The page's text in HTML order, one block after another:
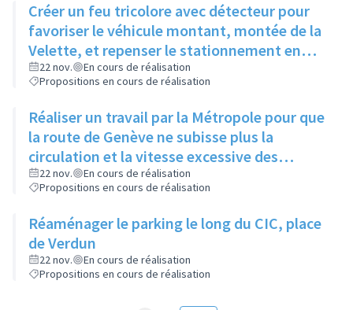
Créer un feu tricolore avec détecteur pour
favoriser le véhicule montant, montée de la
Velette, et repenser le stationnement en
quinconce
22 nov.
En cours de réalisation
Propositions en cours de réalisation
Réaliser un travail par la Métropole pour que
la route de Genève ne subisse plus la
circulation et la vitesse excessive des
habitants de l'Ain traversant juste la ville
22 nov.
En cours de réalisation
Propositions en cours de réalisation
Réaménager le parking le long du CIC, place
de Verdun
22 nov.
En cours de réalisation
Propositions en cours de réalisation